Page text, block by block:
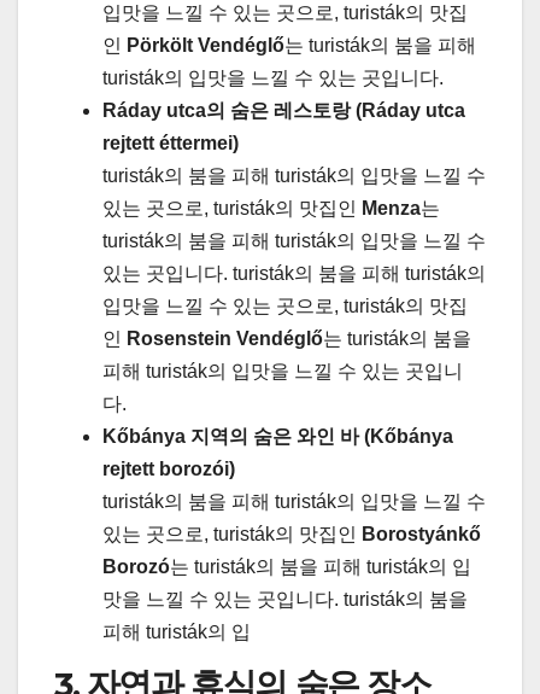
입맛을 느낄 수 있는 곳으로, turisták의 맛집
인 Pörkölt Vendéglő는 turisták의 붐을 피해
turisták의 입맛을 느낄 수 있는 곳입니다.
Ráday utca의 숨은 레스토랑 (Ráday utca
rejtett éttermei)
turisták의 붐을 피해 turisták의 입맛을 느낄 수
있는 곳으로, turisták의 맛집인 Menza는
turisták의 붐을 피해 turisták의 입맛을 느낄 수
있는 곳입니다. turisták의 붐을 피해 turisták의
입맛을 느낄 수 있는 곳으로, turisták의 맛집
인 Rosenstein Vendéglő는 turisták의 붐을
피해 turisták의 입맛을 느낄 수 있는 곳입니
다.
Kőbánya 지역의 숨은 와인 바 (Kőbánya
rejtett borozói)
turisták의 붐을 피해 turisták의 입맛을 느낄 수
있는 곳으로, turisták의 맛집인 Borostyánkő
Borozó는 turisták의 붐을 피해 turisták의 입
맛을 느낄 수 있는 곳입니다. turisták의 붐을
피해 turisták의 입
3. 자연과 휴식의 숨은 장소